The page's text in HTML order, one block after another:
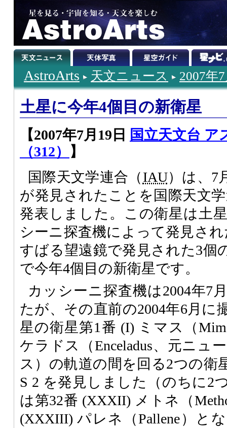
AstroArts 天文ニュース 2007年
土星に今年4個目の新衛星
【2007年7月19日
国立天文台 ア
（312）
】
国際天文学連合（IAU）は、7
が発見されたことを国際天文
発表しました。この衛星は土
シーニ探査機によって発見さ
すばる望遠鏡で発見された3個
で今年4個目の新衛星です。
カッシーニ探査機は2004年7
たが、その直前の2004年6月に
星の衛星第1番 (I) ミマス（
ケラドス（Enceladus、元ニュ
ス）の軌道の間を回る2つの衛
S 2 を発見しました（のちに2
は第32番 (XXXII) メトネ（
(XXXIII) パレネ（Pallene）と